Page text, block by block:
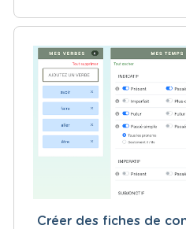
Créer des fiches de